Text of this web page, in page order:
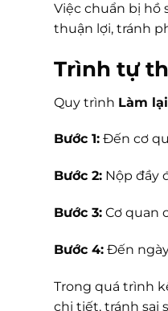
Việc chuẩn bị hồ
thuận lợi, tránh
Trình tự
Quy trình Làm
Bước 1: Đến cơ
Bước 2: Nộp đầy
Bước 3: Cơ quan
Bước 4: Đến
Trong quá trình
chi tiết, tránh sai